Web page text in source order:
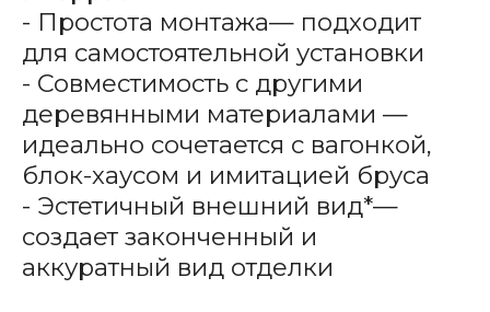
- Простота монтажа— подходит
для самостоятельной установки
- Совместимость с другими
деревянными материалами —
идеально сочетается с вагонкой,
блок-хаусом и имитацией бруса
- Эстетичный внешний вид*—
создает законченный и
аккуратный вид отделки